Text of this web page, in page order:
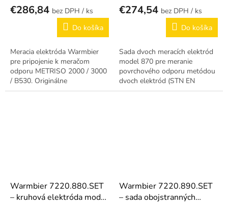
€286,84
/ ks
Do košíka
Meracia elektróda Warmbier
pre pripojenie k meračom
odporu METRISO 2000 / 3000
/ B530. Originálne
príslušenstvo pre ESD audity.
870-SET
€274,54
/ ks
Do košíka
Sada dvoch meracích elektród
model 870 pre meranie
povrchového odporu metódou
dvoch elektród (STN EN
61340-2-3).
Warmbier 7220.880.SET
– kruhová elektróda model
Warmbier 7220.890.SET
– sada obojstranných